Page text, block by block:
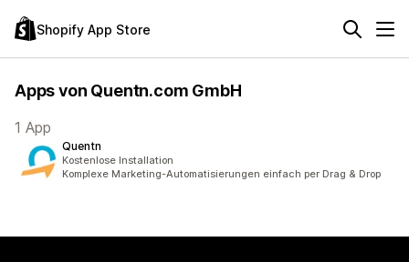
Shopify App Store
Apps von Quentn.com GmbH
1 App
Quentn
Kostenlose Installation
Komplexe Marketing-Automatisierungen einfach per Drag & Drop